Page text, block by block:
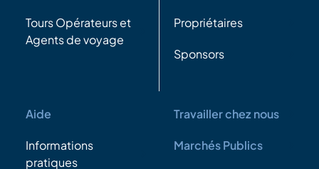
Tours Opérateurs et
Agents de voyage
Propriétaires
Sponsors
Aide
Informations
pratiques
Travailler chez nous
Marchés Publics